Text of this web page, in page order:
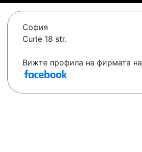
София
Curie 18 str.
Вижте профила на фирмата на